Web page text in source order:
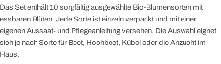
Das Set enthält 10 sorgfältig ausgewählte Bio-Blumensorten mit
essbaren Blüten. Jede Sorte ist einzeln verpackt und mit einer
eigenen Aussaat- und Pflegeanleitung versehen. Die Auswahl eignet
sich je nach Sorte für Beet, Hochbeet, Kübel oder die Anzucht im
Haus.